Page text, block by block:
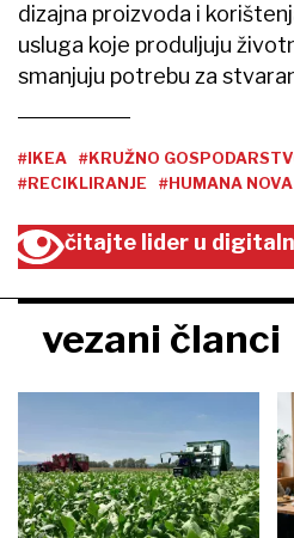
dizajna proizvoda i
usluga koje produljuju
smanjuju potrebu za
#IKEA #KRUŽNO
#RECIKLIRANJE
#HUMANA NOVA
čitajte lider u
vezani članci